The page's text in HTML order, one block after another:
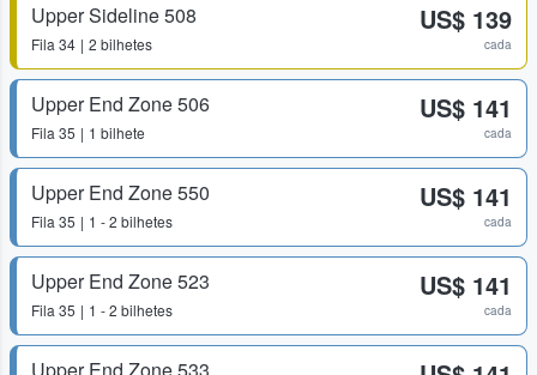
Upper Sideline 508
Fila 34 2 bilhetes
US$ 139
cada
Upper End Zone 506
Fila 35 1 bilhete
US$ 141
cada
Upper End Zone 550
Fila 35 1 - 2 bilhetes
US$ 141
cada
Upper End Zone 523
Fila 35 1 - 2 bilhetes
US$ 141
cada